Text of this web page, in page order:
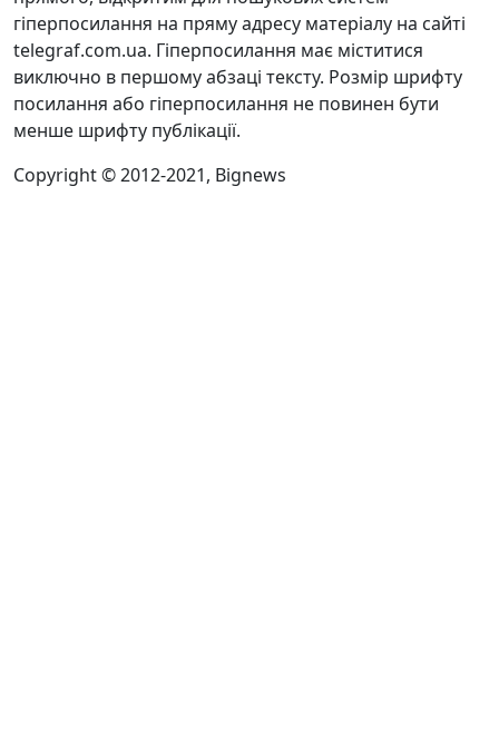
гіперпосилання на пряму адресу матеріалу на сайті
telegraf.com.ua. Гіперпосилання має міститися
виключно в першому абзаці тексту. Розмір шрифту
посилання або гіперпосилання не повинен бути
менше шрифту публікації.
Copyright © 2012-2021, Bignews